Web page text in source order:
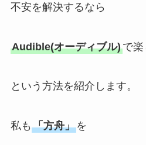
不安を解決するなら
Audible(オーディブル)で楽
という方法を紹介します。
私も 「方舟」を